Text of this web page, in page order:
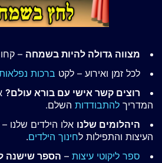
מצווה גדולה להיות בשמחה –
לכל זמן ואירוע – לקט ברכות
רוצים קשר אישי עם בורא עולם?
המדריך להתבודדות השלם.
היהלומים שלנו אלו הילדים שלנו
העיצות והתפילות לחינוך הילדים.
ספר ליקוטי עיצות – הספר שישנה